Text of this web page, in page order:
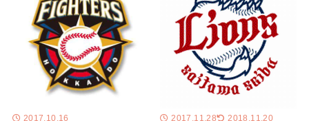
2017.10.16 2017.11.28 2018.11.20